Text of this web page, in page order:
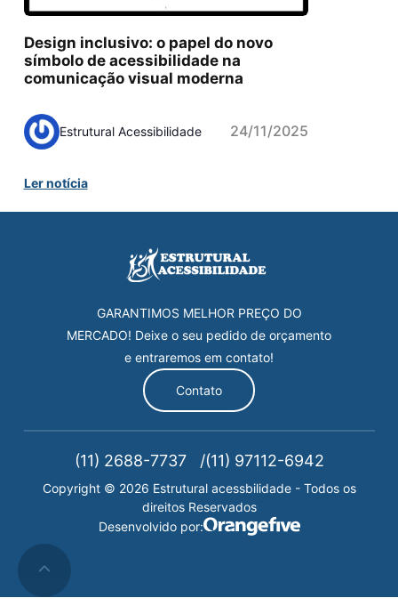
Design inclusivo: o papel do novo
símbolo de acessibilidade na
comunicação visual moderna
Estrutural Acessibilidade 24/11/2025
Ler notícia
GARANTIMOS MELHOR PREÇO DO
MERCADO! Deixe o seu pedido de orçamento
e entraremos em contato!
Contato
(11) 2688-7737 (11) 97112-6942
Copyright © 2026 Estrutural acessbilidade - Todos os
direitos Reservados
Desenvolvido por: